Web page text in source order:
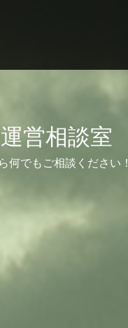
営相談室
何でもご相談ください！